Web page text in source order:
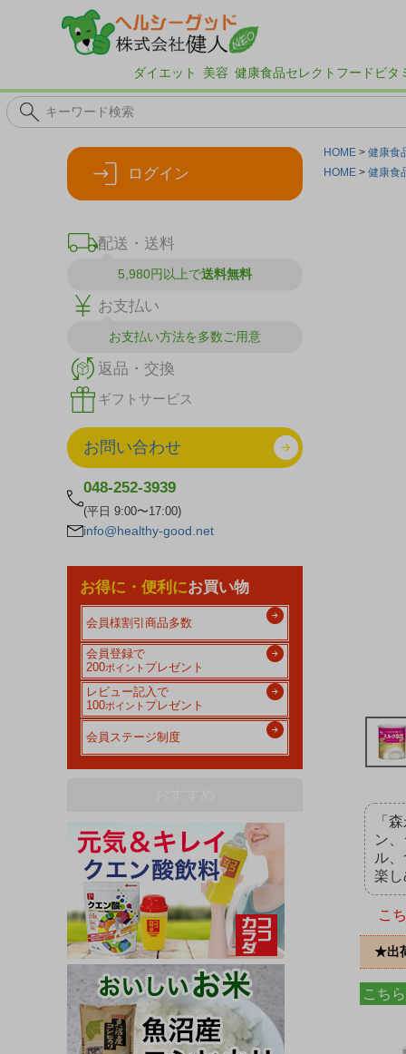
ダイエット 美容 健康食品セレクトフード ビタ
ログイン
配送・送料
5,980円以上で送料無料
お支払い
お支払い方法を多数ご用意
返品・交換
ギフトサービス
お問い合わせ
048-252-3939
(平日 9:00〜17:00)
info@healthy-good.net
お得に・便利にお買い物
会員様割引商品多数
会員登録で
200ポイント プレゼント
レビュー記入で
100ポイント プレゼント
会員ステージ制度
HOME
健康食
HOME
健康食
「
ン
ル
楽
こ
★出
こち